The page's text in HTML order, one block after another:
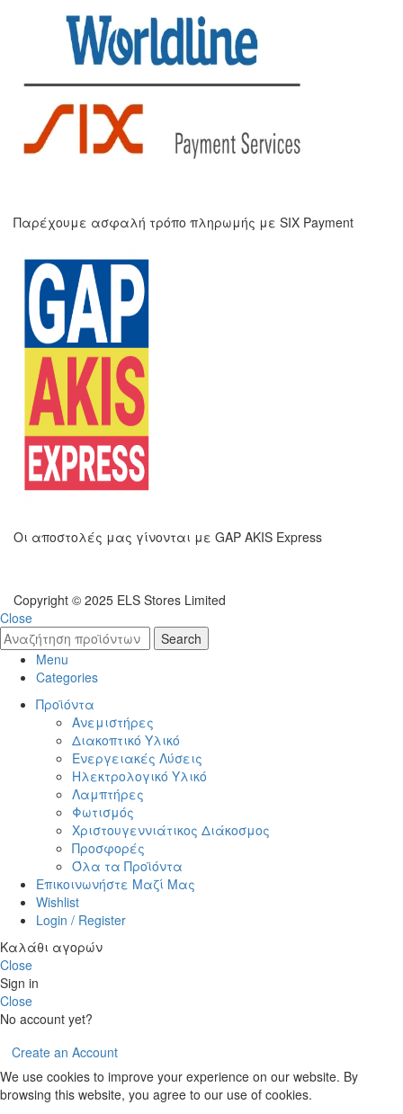
Παρέχουμε ασφαλή τρόπο πληρωμής με SIX Payment
Οι αποστολές μας γίνονται με GAP AKIS Express
Copyright © 2025 ELS Stores Limited
Close
Search
Menu
Categories
Προϊόντα
Ανεμιστήρες
Διακοπτικό Υλικό
Ενεργειακές Λύσεις
Ηλεκτρολογικό Υλικό
Λαμπτήρες
Φωτισμός
Χριστουγεννιάτικος Διάκοσμος
Προσφορές
Όλα τα Προϊόντα
Επικοινωνήστε Μαζί Μας
Wishlist
Login / Register
Καλάθι αγορών
Close
Sign in
Close
No account yet?
Create an Account
We use cookies to improve your experience on our website. By
browsing this website, you agree to our use of cookies.